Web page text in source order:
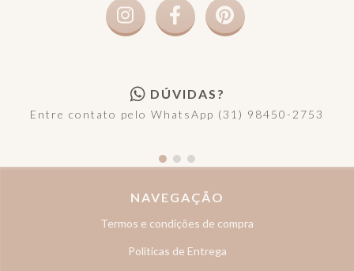
DÚVIDAS?
Entre contato pelo WhatsApp (31) 98450-2753
NAVEGAÇÃO
Termos e condições de compra
Políticas de Entrega